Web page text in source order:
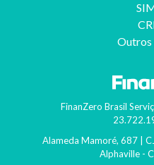
Outros
FinanZero Brasil
Alameda Mamoré, 687 |
Alphaville-